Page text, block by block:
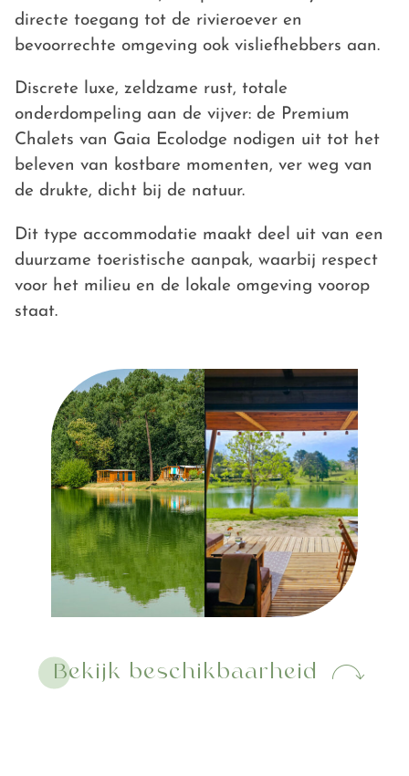
directe toegang tot de rivieroever en
bevoorrechte omgeving ook visliefhebbers aan.
Discrete luxe, zeldzame rust, totale
onderdompeling aan de vijver: de Premium
Chalets van Gaia Ecolodge nodigen uit tot het
beleven van kostbare momenten, ver weg van
de drukte, dicht bij de natuur.
Dit type accommodatie maakt deel uit van een
duurzame toeristische aanpak, waarbij respect
voor het milieu en de lokale omgeving voorop
staat.
Bekijk beschikbaarheid